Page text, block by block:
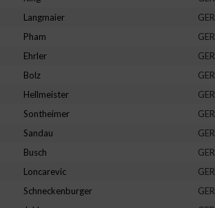
Langmaier GER
Pham GER
Ehrler GER
Bolz GER
Hellmeister GER
Sontheimer GER
Sandau GER
Busch GER
Loncarevic GER
Schneckenburger GER